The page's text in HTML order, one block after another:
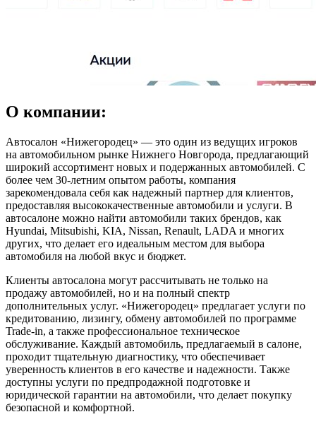
О компании:
Автосалон «Нижегородец» — это один из ведущих игроков
на автомобильном рынке Нижнего Новгорода, предлагающий
широкий ассортимент новых и подержанных автомобилей. С
более чем 30-летним опытом работы, компания
зарекомендовала себя как надежный партнер для клиентов,
предоставляя высококачественные автомобили и услуги. В
автосалоне можно найти автомобили таких брендов, как
Hyundai, Mitsubishi, KIA, Nissan, Renault, LADA и многих
других, что делает его идеальным местом для выбора
автомобиля на любой вкус и бюджет.
Клиенты автосалона могут рассчитывать не только на
продажу автомобилей, но и на полный спектр
дополнительных услуг. «Нижегородец» предлагает услуги по
кредитованию, лизингу, обмену автомобилей по программе
Trade-in, а также профессиональное техническое
обслуживание. Каждый автомобиль, предлагаемый в салоне,
проходит тщательную диагностику, что обеспечивает
уверенность клиентов в его качестве и надежности. Также
доступны услуги по предпродажной подготовке и
юридической гарантии на автомобили, что делает покупку
безопасной и комфортной.